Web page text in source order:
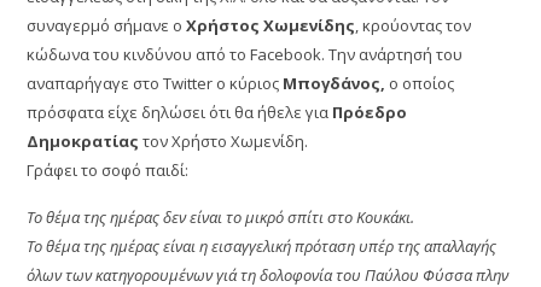
συναγερμό σήμανε οΧρήστος Χωμενίδης, κρούοντας τον
κώδωνα του κινδύνου από το Facebook. Την ανάρτησή του
αναπαρήγαγε στο Twitter ο κύριος Μπογδάνος, ο οποίος
πρόσφατα είχε δηλώσει ότι θα ήθελε για Πρόεδρο
Δημοκρατίας τον Χρήστο Χωμενίδη.
Γράφει το σοφό παιδί:
Το θέμα της ημέρας δεν είναι το μικρό σπίτι στο Κουκάκι.
Το θέμα της ημέρας είναι η εισαγγελική πρόταση υπέρ της απαλλαγής
όλων των κατηγορουμένων γιά τη δολοφονία του Παύλου Φύσσα πλην